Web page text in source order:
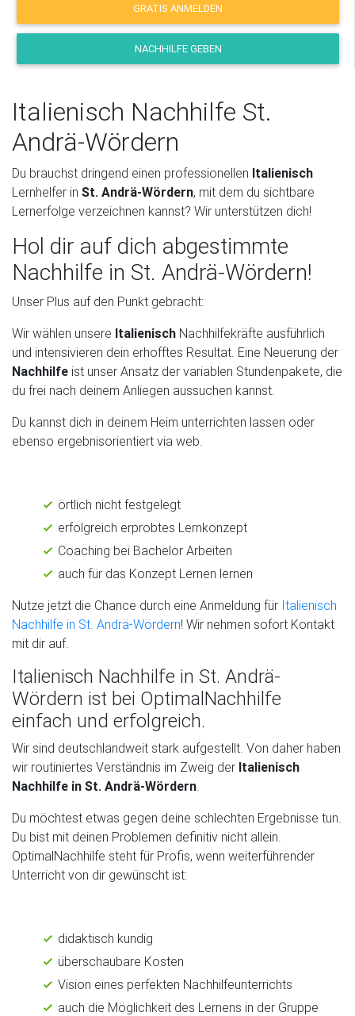
GRATIS ANMELDEN
NACHHILFE GEBEN
Italienisch Nachhilfe St.
Andrä-Wördern
Du brauchst dringend einen professionellen Italienisch
Lernhelfer in St. Andrä-Wördern, mit dem du sichtbare
Lernerfolge verzeichnen kannst? Wir unterstützen dich!
Hol dir auf dich abgestimmte
Nachhilfe in St. Andrä-Wördern!
Unser Plus auf den Punkt gebracht:
Wir wählen unsere Italienisch Nachhilfekräfte ausführlich
und intensivieren dein erhofftes Resultat. Eine Neuerung der
Nachhilfe ist unser Ansatz der variablen Stundenpakete, die
du frei nach deinem Anliegen aussuchen kannst.
Du kannst dich in deinem Heim unterrichten lassen oder
ebenso ergebnisorientiert via web.
örtlich nicht festgelegt
erfolgreich erprobtes Lernkonzept
Coaching bei Bachelor Arbeiten
auch für das Konzept Lernen lernen
Nutze jetzt die Chance durch eine Anmeldung für Italienisch
Nachhilfe in St. Andrä-Wördern! Wir nehmen sofort Kontakt
mit dir auf.
Italienisch Nachhilfe in St. Andrä-
Wördern ist bei OptimalNachhilfe
einfach und erfolgreich.
Wir sind deutschlandweit stark aufgestellt. Von daher haben
wir routiniertes Verständnis im Zweig der Italienisch
Nachhilfe in St. Andrä-Wördern
Du möchtest etwas gegen deine schlechten Ergebnisse tun.
Du bist mit deinen Problemen definitiv nicht allein.
OptimalNachhilfe steht für Profis, wenn weiterführender
Unterricht von dir gewünscht ist:
didaktisch kundig
überschaubare Kosten
Vision eines perfekten Nachhilfeunterrichts
auch die Möglichkeit des Lernens in der Gruppe